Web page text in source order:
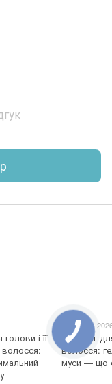
і її
25 липня
Стайлінг
волосся:
муси — що